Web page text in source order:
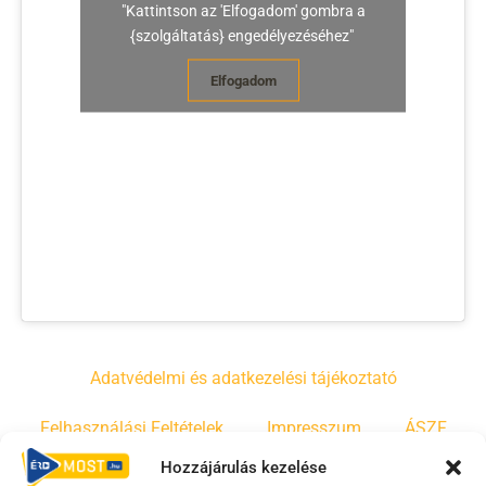
Hozzájárulás kezelése
"Kattintson az 'Elfogadom' gombra a
{szolgáltatás} engedélyezéséhez"
Elfogadom
Adatvédelmi és adatkezelési tájékoztató
Felhasználási Feltételek Impresszum ÁSZF
Irányelvek Moderálási szabályzat